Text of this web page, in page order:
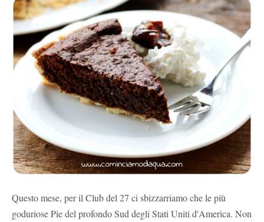
Questo mese, per il Club del 27 ci sbizzarriamo che le più
goduriose Pie del profondo Sud degli Stati Uniti d'America. Non